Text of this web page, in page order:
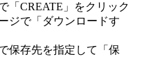
「CREATE」をクリック
ジで「ダウンロードす
保存先を指定して「保